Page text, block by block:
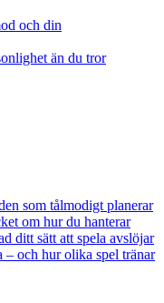
och din
än du tror
som tålmodigt planerar
om hur du hanterar
ditt sätt att spela avslöjar
– och hur olika spel tränar